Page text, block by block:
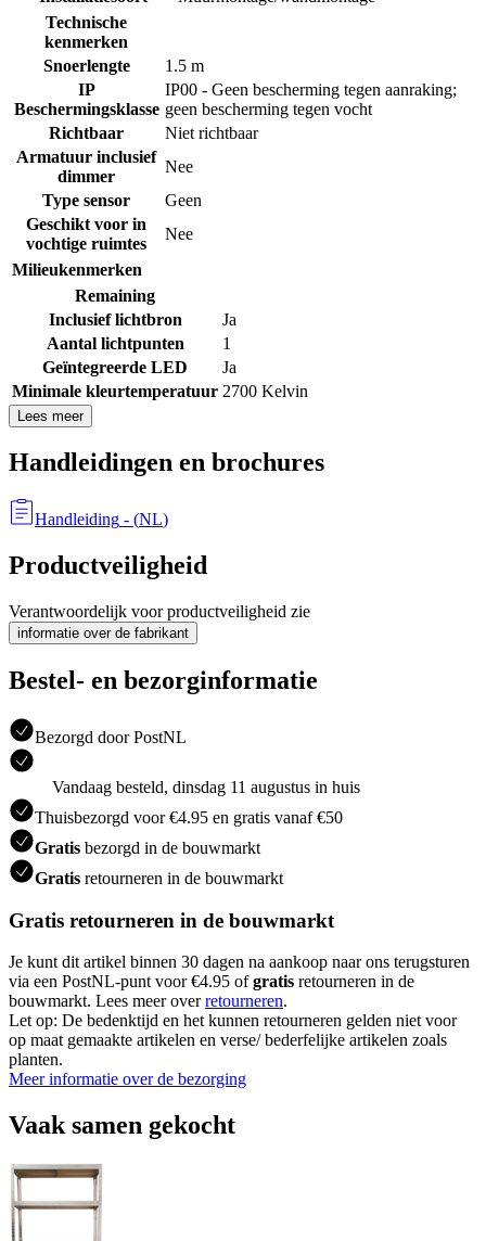
Technische
kenmerken
Snoerlengte
1.5 m
IP
Beschermingsklasse
IP00 - Geen bescherming tegen aanraking;
geen bescherming tegen vocht
Richtbaar
Niet richtbaar
Armatuur inclusief
dimmer
Nee
Type sensor
Geen
Geschikt voor in
vochtige ruimtes
Nee
Milieukenmerken
Remaining
Inclusief lichtbron
Ja
Aantal lichtpunten
1
Geïntegreerde LED
Ja
Minimale kleurtemperatuur 2700 Kelvin
Lees meer
Handleidingen en brochures
Handleiding - (NL)
Productveiligheid
Verantwoordelijk voor productveiligheid zie
informatie over de fabrikant
Bestel- en bezorginformatie
Bezorgd door PostNL
Vandaag besteld, dinsdag 11 augustus in huis
Thuisbezorgd voor €4.95 en gratis vanaf €50
Gratis bezorgd in de bouwmarkt
Gratis retourneren in de bouwmarkt
Gratis retourneren in de bouwmarkt
Je kunt dit artikel binnen 30 dagen na aankoop naar ons terugsturen
via een PostNL-punt voor €4.95 ofgratis retourneren in de
bouwmarkt. Lees meer overretourneren.
Let op: De bedenktijd en het kunnen retourneren gelden niet voor
op maat gemaakte artikelen en verse/ bederfelijke artikelen zoals
planten.
Meer informatie over de bezorging
Vaak samen gekocht